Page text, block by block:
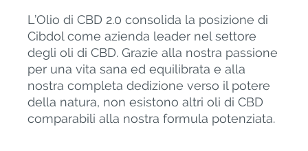
L’Olio di CBD 2.0 consolida la posizione di
Cibdol come azienda leader nel settore
degli oli di CBD. Grazie alla nostra passione
per una vita sana ed equilibrata e alla
nostra completa dedizione verso il potere
della natura, non esistono altri oli di CBD
comparabili alla nostra formula potenziata.